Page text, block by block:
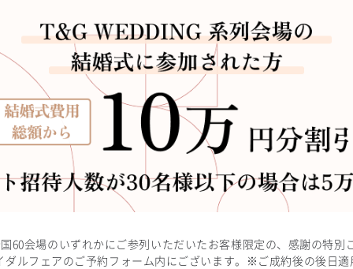
60会場のいずれかにご参列いただいたお客様限定の、感謝の特
ルフェアのご予約フォーム内にございます。※ご成約後の後日